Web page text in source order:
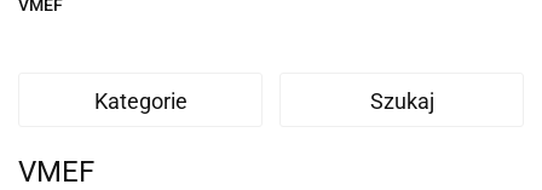
VMEF
Kategorie Szukaj
VMEF